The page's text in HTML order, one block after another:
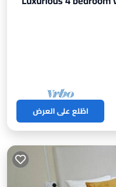
اطّلع على العرض